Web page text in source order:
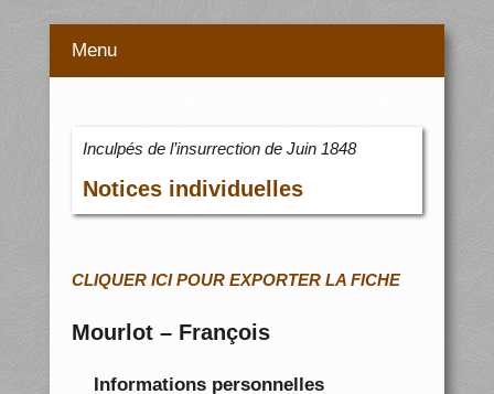
Menu
Inculpés de l’insurrection de Juin 1848
Notices individuelles
CLIQUER ICI POUR EXPORTER LA FICHE
Mourlot – François
Informations personnelles